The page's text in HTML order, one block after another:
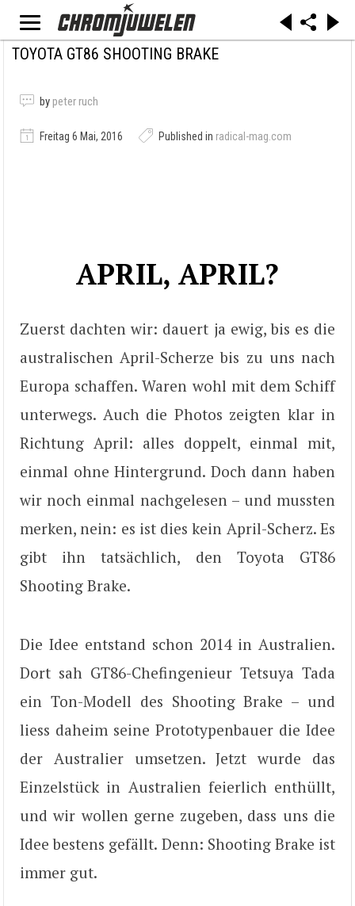
TOYOTA GT86 SHOOTING BRAKE
by peter ruch
Freitag 6 Mai, 2016 Published in radical-mag.com
APRIL, APRIL?
Zuerst dachten wir: dauert ja ewig, bis es die
australischen April-Scherze bis zu uns nach
Europa schaffen. Waren wohl mit dem Schiff
unterwegs. Auch die Photos zeigten klar in
Richtung April: alles doppelt, einmal mit,
einmal ohne Hintergrund. Doch dann haben
wir noch einmal nachgelesen – und mussten
merken, nein: es ist dies kein April-Scherz. Es
gibt ihn tatsächlich, den Toyota GT86
Shooting Brake.
Die Idee entstand schon 2014 in Australien.
Dort sah GT86-Chefingenieur Tetsuya Tada
ein Ton-Modell des Shooting Brake – und
liess daheim seine Prototypenbauer die Idee
der Australier umsetzen. Jetzt wurde das
Einzelstück in Australien feierlich enthüllt,
und wir wollen gerne zugeben, dass uns die
Idee bestens gefällt. Denn: Shooting Brake ist
immer gut.